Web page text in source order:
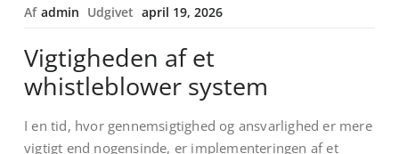
Af admin Udgivet april 19, 2026
Vigtigheden af et
whistleblower system
I en tid, hvor gennemsigtighed og ansvarlighed er mere
vigtigt end nogensinde, er implementeringen af et